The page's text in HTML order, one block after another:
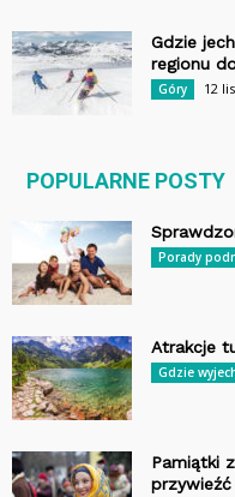
Gdzie
regionu
Góry 12
POPULARNE POSTY
Porady
Atrakcje
Gdzie
Pamiątki
przywieźć